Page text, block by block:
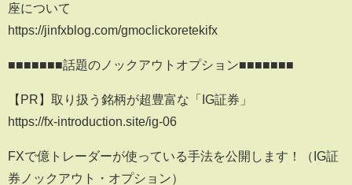
座について
https://jinfxblog.com/gmoclickoretekifx
■■■■■■■話題のノックアウトオプション■■■■■■■
【PR】取り扱う銘柄が超豊富な「IG証券」
https://fx-introduction.site/ig-06
FXで億トレーダーが使っている手法を公開します！（IG証
券ノックアウト・オプション）